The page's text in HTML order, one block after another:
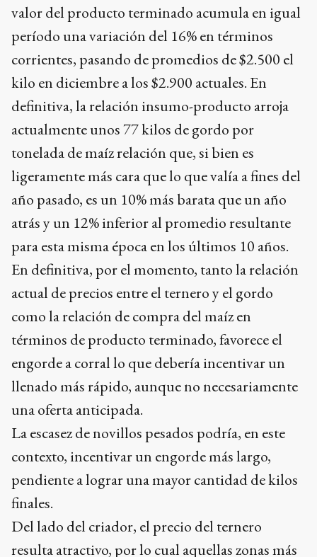
valor del producto terminado acumula en igual
período una variación del 16% en términos
corrientes, pasando de promedios de $2.500 el
kilo en diciembre a los $2.900 actuales. En
definitiva, la relación insumo-producto arroja
actualmente unos 77 kilos de gordo por
tonelada de maíz relación que, si bien es
ligeramente más cara que lo que valía a fines del
año pasado, es un 10% más barata que un año
atrás y un 12% inferior al promedio resultante
para esta misma época en los últimos 10 años.
En definitiva, por el momento, tanto la relación
actual de precios entre el ternero y el gordo
como la relación de compra del maíz en
términos de producto terminado, favorece el
engorde a corral lo que debería incentivar un
llenado más rápido, aunque no necesariamente
una oferta anticipada.
La escasez de novillos pesados podría, en este
contexto, incentivar un engorde más largo,
pendiente a lograr una mayor cantidad de kilos
finales.
Del lado del criador, el precio del ternero
resulta atractivo, por lo cual aquellas zonas más